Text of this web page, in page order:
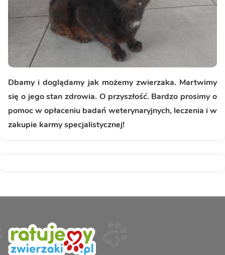
Dbamy i doglądamy jak możemy zwierzaka. Martwimy
się o jego stan zdrowia. O przyszłość. Bardzo prosimy o
pomoc w opłaceniu badań weterynaryjnych, leczenia i w
zakupie karmy specjalistycznej!